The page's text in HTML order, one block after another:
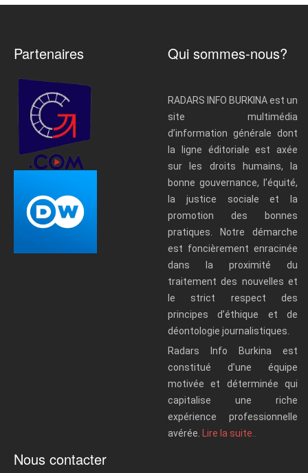
Partenaires Qui sommes-nous?
RADARS INFO BURKINA est un
site multimédia
d’information générale dont
la ligne éditoriale est axée
sur les droits humains, la
bonne gouvernance, l’équité,
la justice sociale et la
promotion des bonnes
pratiques. Notre démarche
est foncièrement enracinée
dans la proximité du
traitement des nouvelles et
le strict respect des
principes d’éthique et de
déontologie journalistiques.
Radars Info Burkina est
constitué d’une équipe
motivée et déterminée qui
capitalise une riche
expérience professionnelle
avérée. Lire la suite..
Nous contacter